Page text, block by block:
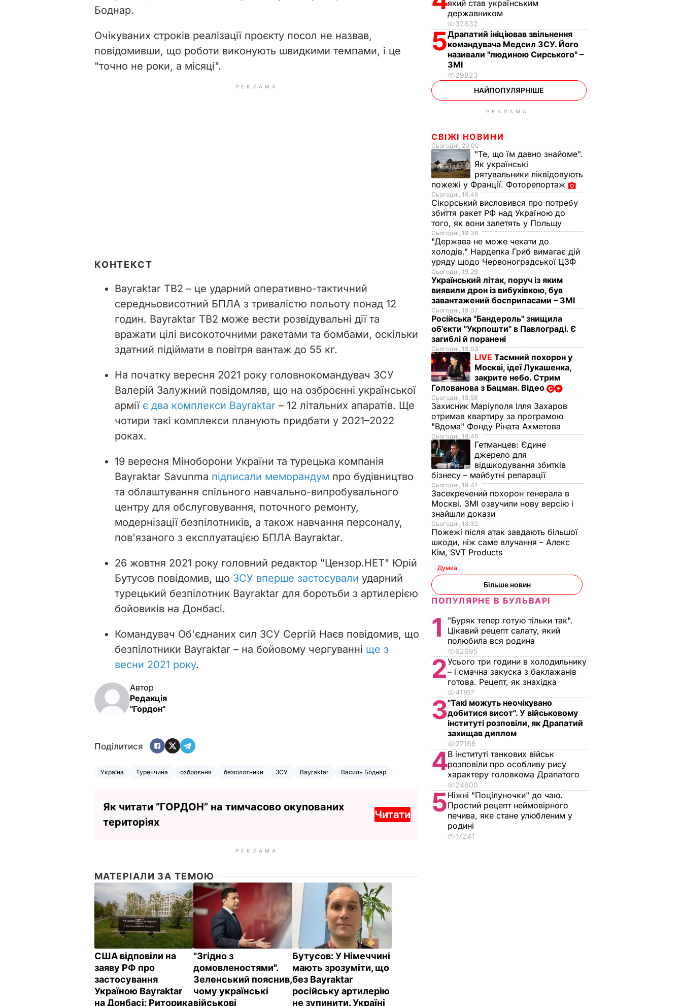
Боднар.
Очікуваних строків реалізації проєкту посол не назвав,
повідомивши, що роботи виконують швидкими темпами, і це
"точно не роки, а місяці".
РЕКЛАМА
КОНТЕКСТ
Bayraktar TB2 – це ударний оперативно-тактичний
середньовисотний БПЛА з тривалістю польоту понад 12
годин. Bayraktar TB2 може вести розвідувальні дії та
вражати цілі високоточними ракетами та бомбами, оскільки
здатний підіймати в повітря вантаж до 55 кг.
На початку вересня 2021 року головнокомандувач ЗСУ
Валерій Залужний повідомляв, що на озброєнні української
армії є два комплекси Bayraktar – 12 літальних апаратів. Ще
чотири такі комплекси планують придбати у 2021–2022
роках.
19 вересня Міноборони України та турецька компанія
Bayraktar Savunma підписали меморандум про будівництво
та облаштування спільного навчально-випробувального
центру для обслуговування, поточного ремонту,
модернізації безпілотників, а також навчання персоналу,
пов'язаного з експлуатацією БПЛА Bayraktar.
26 жовтня 2021 року головний редактор "Цензор.НЕТ" Юрій
Бутусов повідомив, що ЗСУ вперше застосували ударний
турецький безпілотник Bayraktar для боротьби з артилерією
бойовиків на Донбасі.
Командувач Об'єднаних сил ЗСУ Сергій Наєв повідомив, що
безпілотники Bayraktar – на бойовому чергуванні ще з
весни 2021 року.
Автор
Редакція
"Гордон"
Поділитися
Україна Туреччина озброєння безпілотники ЗСУ Bayraktar Василь Боднар
Як читати ”ГОРДОН” на тимчасово окупованих
територіях
Читати
РЕКЛАМА
МАТЕРІАЛИ ЗА ТЕМОЮ
США відповіли на
заяву РФ про
застосування
Україною Bayraktar
на Донбасі: Риторика
"Згідно з
домовленостями".
Зеленський пояснив,
чому українські
військові
Бутусов:У Німеччині
мають зрозуміти, що
без Bayraktar
російську артилерію
не зупинити. Україні
який став українським
державником
32632
5Драпатий ініціював звільнення
командувача Медсил ЗСУ. Його
називали "людиною Сирського" –
ЗМІ
29823
НАЙПОПУЛЯРНІШЕ
РЕКЛАМА
СВІЖІ НОВИНИ
Сьогодні, 20.00
"Те, що їм давно знайоме".
Як українські
рятувальники ліквідовують
пожежі у Франції. Фоторепортаж
Сьогодні, 19.45
Сікорський висловився про потребу
збиття ракет РФ над Україною до
того, як вони залетять у Польщу
Сьогодні, 19.36
"Держава не може чекати до
холодів." Нардепка Гриб вимагає дій
уряду щодо Червоноградської ЦЗФ
Сьогодні, 19.29
Український літак, поруч із яким
виявили дрон із вибухівкою, був
завантажений боєприпасами – ЗМІ
Сьогодні, 19.07
Російська "Бандероль" знищила
об'єкти "Укрпошти" в Павлограді. Є
загиблі й поранені
Сьогодні, 19.03
LIVE Таємний похорон у
Москві, ідеї Лукашенка,
закрите небо. Стрим
Голованова з Бацман. Відео
Сьогодні, 18.58
Захисник Маріуполя Ілля Захаров
отримав квартиру за програмою
"Вдома" Фонду Ріната Ахметова
Сьогодні, 18.45
Гетманцев: Єдине
джерело для
відшкодування збитків
бізнесу – майбутні репарації
Сьогодні, 18.41
Засекречений похорон генерала в
Москві. ЗМІ озвучили нову версію і
знайшли докази
Сьогодні, 18.32
Пожежі після атак завдають більшої
шкоди, ніж саме влучання – Алекс
Кім, SVT Products
Думка
Більше новин
ПОПУЛЯРНЕ В БУЛЬВАРІ
1
"Буряк тепер готую тільки так".
Цікавий рецепт салату, який
полюбила вся родина
62695
2Усього три години в холодильнику
– і смачна закуска з баклажанів
готова. Рецепт, як знахідка
41167
3"Такі можуть неочікувано
добитися висот". У військовому
інституті розповіли, як Драпатий
захищав диплом
27166
4В інституті танкових військ
розповіли про особливу рису
характеру головкома Драпатого
24600
5Ніжні "Поцілуночки" до чаю.
Простий рецепт неймовірного
печива, яке стане улюбленим у
родині
17241